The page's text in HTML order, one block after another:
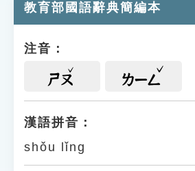
單字索引
遊戲專區
貓頭鷹博士
教育部國語辭典簡編本
注音：
ㄕㄡ ㄌㄧㄥ
漢語拼音：
shǒu lǐng